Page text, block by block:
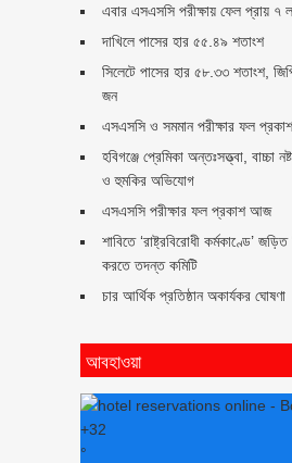
এবার এসএসসি পরীক্ষায় ফেল প্রায় ৭
দাখিলে পাসের হার ৫৫.৪৯ শতাংশ
সিলেটে পাসের হার ৫৮.৩৩ শতাংশ,
জন
এসএসসি ও সমমান পরীক্ষার ফল
হবিগঞ্জে প্রেমিকা অন্তঃসত্ত্বা, বাচ্চা
ও হুমকির অভিযোগ
এসএসসি পরীক্ষার ফল প্রকাশ আজ
শাবিতে ‘রাষ্ট্রবিরোধী কর্মকাণ্ডে’
করতে তদন্ত কমিটি
চার আর্থিক প্রতিষ্ঠান অকার্যকর ঘোষণা
আবহাওয়া
+32
°